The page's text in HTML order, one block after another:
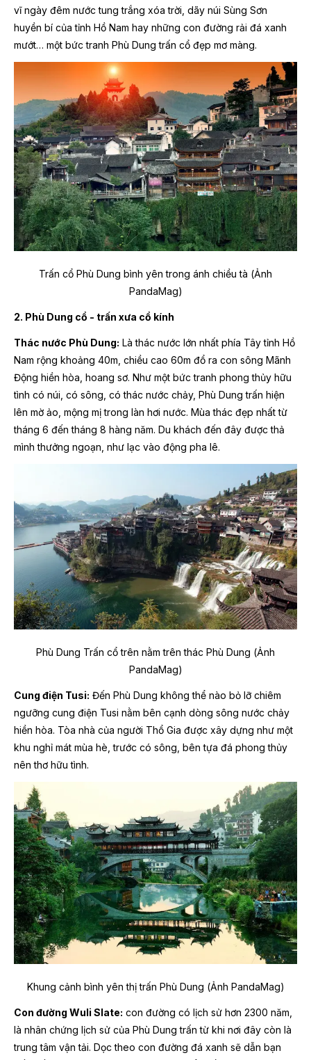
vĩ ngày đêm nước tung trắng xóa trời, dãy núi Sùng Sơn
huyền bí của tỉnh Hồ Nam hay những con đường rải đá xanh
mướt… một bức tranh Phù Dung trấn cổ đẹp mơ màng.
Trấn cổ Phù Dung bình yên trong ánh chiều tà (Ảnh
PandaMag)
2. Phù Dung cổ - trấn xưa cổ kính
Thác nước Phù Dung: Là thác nước lớn nhất phía Tây tỉnh Hồ
Nam rộng khoảng 40m, chiều cao 60m đổ ra con sông Mãnh
Động hiền hòa, hoang sơ. Như một bức tranh phong thủy hữu
tình có núi, có sông, có thác nước chảy, Phù Dung trấn hiện
lên mờ ảo, mộng mị trong làn hơi nước. Mùa thác đẹp nhất từ
tháng 6 đến tháng 8 hàng năm. Du khách đến đây được thả
mình thưởng ngoạn, như lạc vào động pha lê.
Phù Dung Trấn cổ trên nằm trên thác Phù Dung (Ảnh
PandaMag)
Cung điện Tusi: Đến Phù Dung không thể nào bỏ lỡ chiêm
ngưỡng cung điện Tusi nằm bên cạnh dòng sông nước chảy
hiền hòa. Tòa nhà của người Thổ Gia được xây dựng như một
khu nghỉ mát mùa hè, trước có sông, bên tựa đá phong thủy
nên thơ hữu tình.
Khung cảnh bình yên thị trấn Phù Dung (Ảnh PandaMag)
Con đường Wuli Slate: con đường có lịch sử hơn 2300 năm,
là nhân chứng lịch sử của Phù Dung trấn từ khi nơi đây còn là
trung tâm vận tải. Dọc theo con đường đá xanh sẽ dẫn bạn